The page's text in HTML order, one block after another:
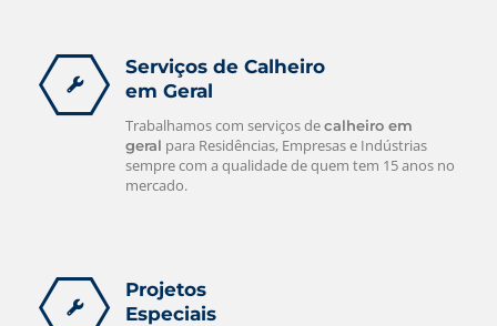
Serviços de Calheiro
em Geral
Trabalhamos com serviços decalheiro em
geral para Residências, Empresas e Indústrias
sempre com a qualidade de quem tem 15 anos no
mercado.
Projetos
Especiais